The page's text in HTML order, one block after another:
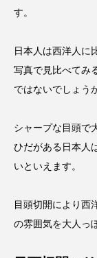
す。
日本人は西洋人に
写真で見比べてみ
ではないでしょう
シャープな目頭で
ひだがある日本人
いといえます。
目頭切開により西
の雰囲気を大人っ